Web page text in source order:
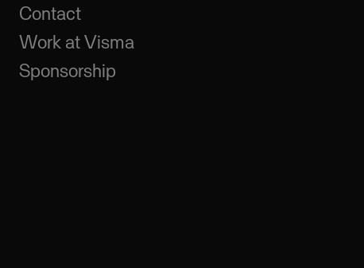
Contact
Work at Visma
Sponsorship